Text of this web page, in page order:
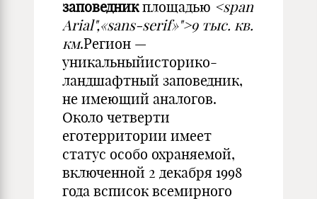
заповедникплощадью <span
Arial",«sans-serif»">9 тыс. кв.
км.Регион —
уникальныйисторико-
ландшафтный заповедник,
не имеющий аналогов.
Около четверти
еготерритории имеет
статус особо охраняемой,
включенной 2 декабря 1998
года всписок всемирного